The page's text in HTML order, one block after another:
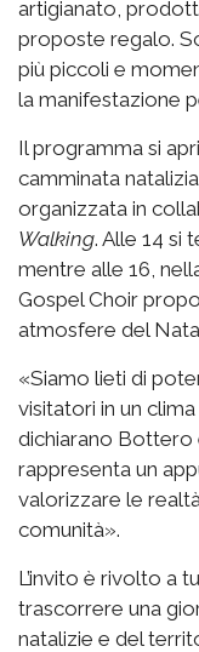
artigianato,
proposte regalo.
più piccoli e
la manifestazione
Il programma si
camminata
organizzata in
Walking. Alle 14 si
mentre alle 16,
Gospel Choir
atmosfere del
«Siamo lieti di
visitatori in un
dichiarano Bottero
rappresenta un
valorizzare le
comunità».
L’invito è rivolto a
trascorrere una
natalizie e del